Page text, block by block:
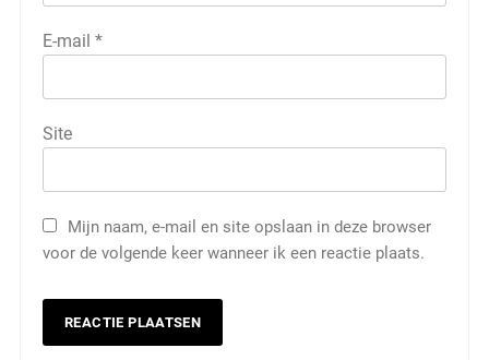
E-mail *
Site
Mijn naam, e-mail en site opslaan in deze browser
voor de volgende keer wanneer ik een reactie plaats.